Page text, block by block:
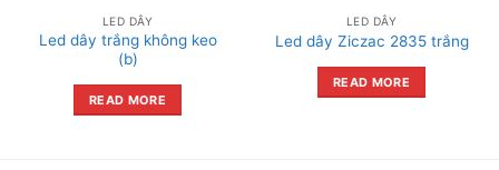
LED DÂY
Led dây trắng không keo
(b)
READ MORE
LED DÂY
Led dây Ziczac 2835 trắng
READ MORE